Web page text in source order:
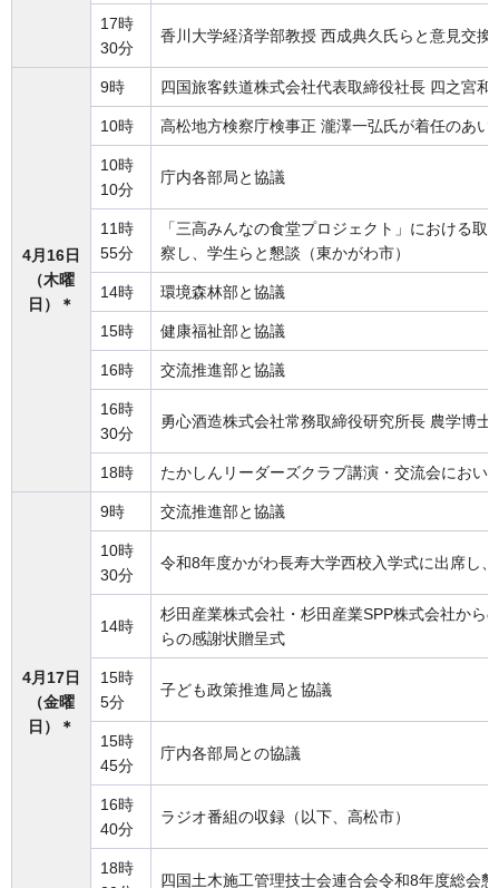
17時
30分
香川大学経済学部教授 西成典久氏らと意見交換
4月16日
（木曜
日）＊
9時 四国旅客鉄道株式会社代表取締役社長 四之宮和
10時 高松地方検察庁検事正 瀧澤一弘氏が着任のあい
10時
10分
庁内各部局と協議
11時
55分
「三高みんなの食堂プロジェクト」における
察し、学生らと懇談（東かがわ市）
14時 環境森林部と協議
15時 健康福祉部と協議
16時 交流推進部と協議
16時
30分
勇心酒造株式会社常務取締役研究所長 農学博
18時 たかしんリーダーズクラブ講演・交流会におい
4月17日
（金曜
日）＊
9時 交流推進部と協議
10時
30分
令和8年度かがわ長寿大学西校入学式に出席し
14時
杉田産業株式会社・杉田産業SPP株式会社から
らの感謝状贈呈式
15時
5分
子ども政策推進局と協議
15時
45分
庁内各部局との協議
16時
40分
ラジオ番組の収録（以下、高松市）
18時
四国土木施工管理技士会連合会令和8年度総会